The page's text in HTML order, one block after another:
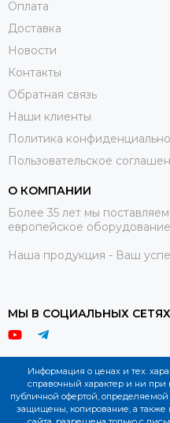
Оплата
Доставка
Новости
Контакты
Обратная связь
Наши клиенты
Политика
Пользовательское
О КОМПАНИИ
Более 35 лет мы
европейское оборудование
Наша продукция - Ваш
МЫ В СОЦИАЛЬНЫХ СЕТЯХ
Информация о ценах и тех.
справочный характер и ни при
публичной офертой,
защищены, копирование, а также